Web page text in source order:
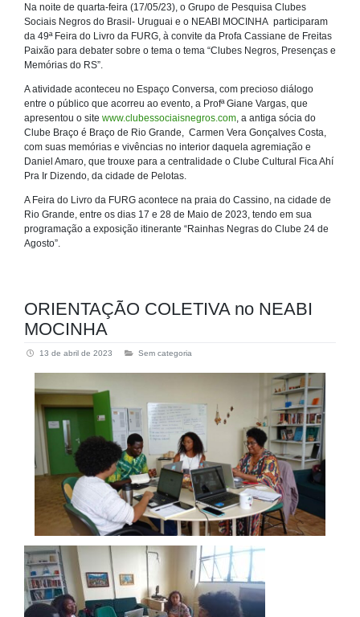
Na noite de quarta-feira (17/05/23), o Grupo de Pesquisa Clubes
Sociais Negros do Brasil- Uruguai e o NEABI MOCINHA participaram
da 49ª Feira do Livro da FURG, à convite da Profa Cassiane de Freitas
Paixão para debater sobre o tema o tema “Clubes Negros, Presenças e
Memórias do RS”.
A atividade aconteceu no Espaço Conversa, com precioso diálogo
entre o público que acorreu ao evento, a Profª Giane Vargas, que
apresentou o site www.clubessociaisnegros.com , a antiga sócia do
Clube Braço é Braço de Rio Grande, Carmen Vera Gonçalves Costa,
com suas memórias e vivências no interior daquela agremiação e
Daniel Amaro, que trouxe para a centralidade o Clube Cultural Fica Ahí
Pra Ir Dizendo, da cidade de Pelotas.
A Feira do Livro da FURG acontece na praia do Cassino, na cidade de
Rio Grande, entre os dias 17 e 28 de Maio de 2023, tendo em sua
programação a exposição itinerante “Rainhas Negras do Clube 24 de
Agosto”.
ORIENTAÇÃO COLETIVA no NEABI
MOCINHA
13 de abril de 2023 Sem categoria